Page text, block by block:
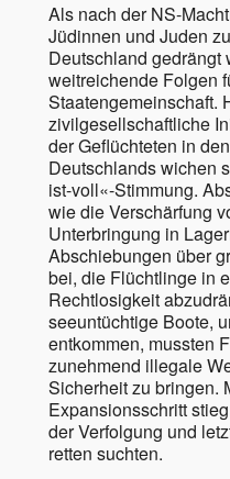
Als nach der NS-
Jüdinnen und Juden
Deutschland gedrängt
weitreichende Folgen
Staatengemeinschaft.
zivilgesellschaftliche
der Geflüchteten in
Deutschlands wichen
ist-voll«-Stimmung.
wie die Verschärfung
Unterbringung in
Abschiebungen über
bei, die Flüchtlinge in
Rechtlosigkeit
seeuntüchtige Boote,
entkommen, mussten
zunehmend illegale
Sicherheit zu bringen.
Expansionsschritt
der Verfolgung und
retten suchten.